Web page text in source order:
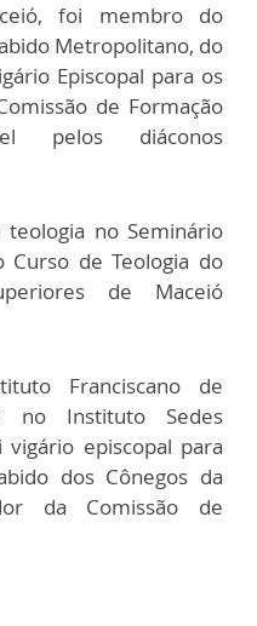
foi membro do
Metropolitano, do
Episcopal para os
de Formação
pelos diáconos
no Seminário
Curso de Teologia do
de Maceió
Franciscano de
no Instituto Sedes
vigário episcopal para
dos Cônegos da
da Comissão de